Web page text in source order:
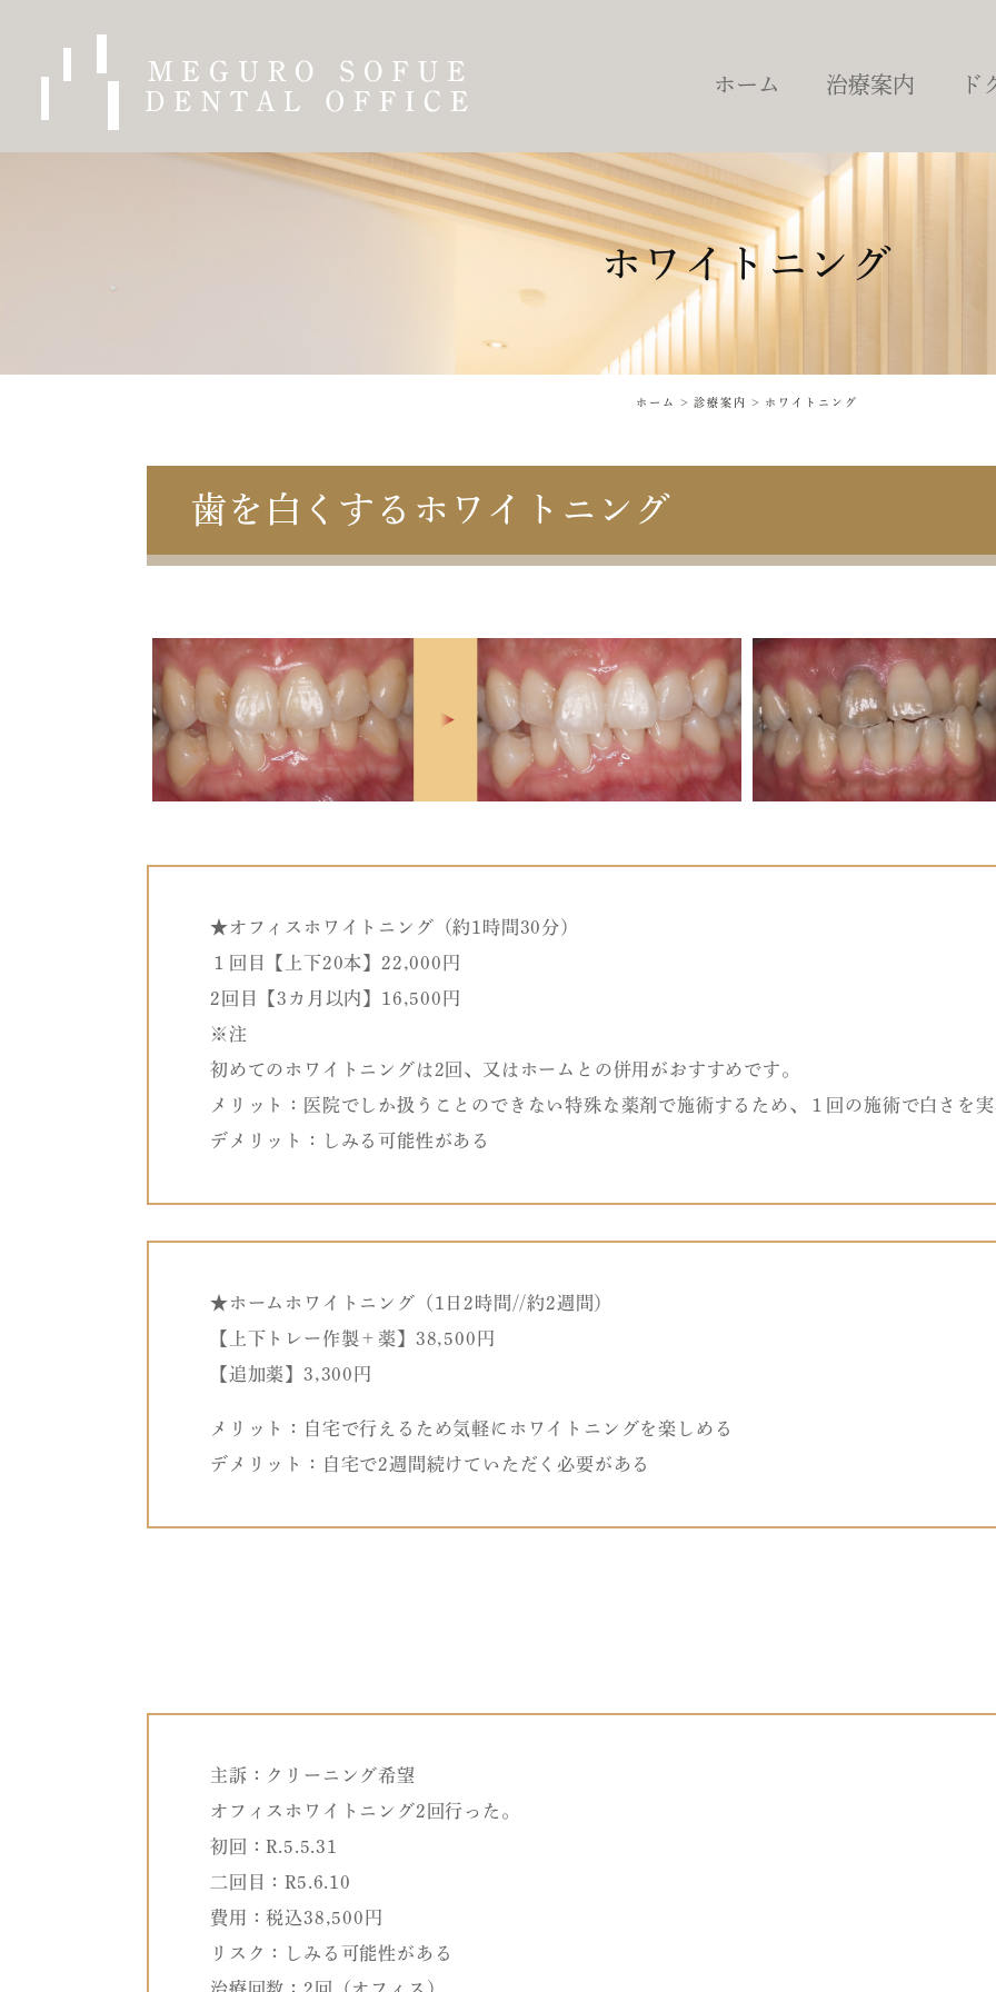
ホーム 治療案内
根管治療
詰め物・被せ物
歯周病治療
インプラント治療
入れ歯
ド
ホワイトニング
ホーム 診療案内 ホワイトニング
歯を白くするホワイトニング
★オフィスホワイトニング（約1時間30分）
１回目【上下20本】22,000円
2回目【3カ月以内】16,500円
※注
初めてのホワイトニングは2回、又はホームとの併用がおすすめです。
メリット：医院でしか扱うことのできない特殊な薬剤で施術するため、１回の施術で白さを
デメリット：しみる可能性がある
★ホームホワイトニング（1日2時間//約2週間）
【上下トレー作製＋薬】38,500円
【追加薬】3,300円
メリット：自宅で行えるため気軽にホワイトニングを楽しめる
デメリット：自宅で2週間続けていただく必要がある
主訴：クリーニング希望
オフィスホワイトニング2回行った。
初回：R.5.5.31
二回目：R5.6.10
費用：税込38,500円
リスク：しみる可能性がある